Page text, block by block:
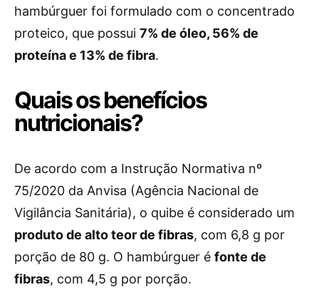
hambúrguer foi formulado com o concentrado
proteico, que possui 7% de óleo, 56% de
proteína e 13% de fibra.
Quais os benefícios
nutricionais?
De acordo com a Instrução Normativa nº
75/2020 da Anvisa (Agência Nacional de
Vigilância Sanitária), o quibe é considerado um
produto de alto teor de fibras, com 6,8 g por
porção de 80 g. O hambúrguer é fonte de
fibras, com 4,5 g por porção.